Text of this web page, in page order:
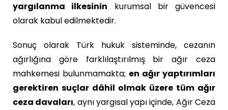
yargılanma ilkesinin kurumsal bir güvencesi
olarak kabul edilmektedir.
Sonuç olarak Türk hukuk sisteminde, cezanın
ağırlığına göre farklılaştırılmış bir ağır ceza
mahkemesi bulunmamakta; en ağır yaptırımları
gerektiren suçlar dâhil olmak üzere tüm ağır
ceza davaları, aynı yargısal yapı içinde, Ağır Ceza